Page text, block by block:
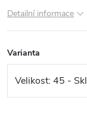
Detailní informace
Varianta